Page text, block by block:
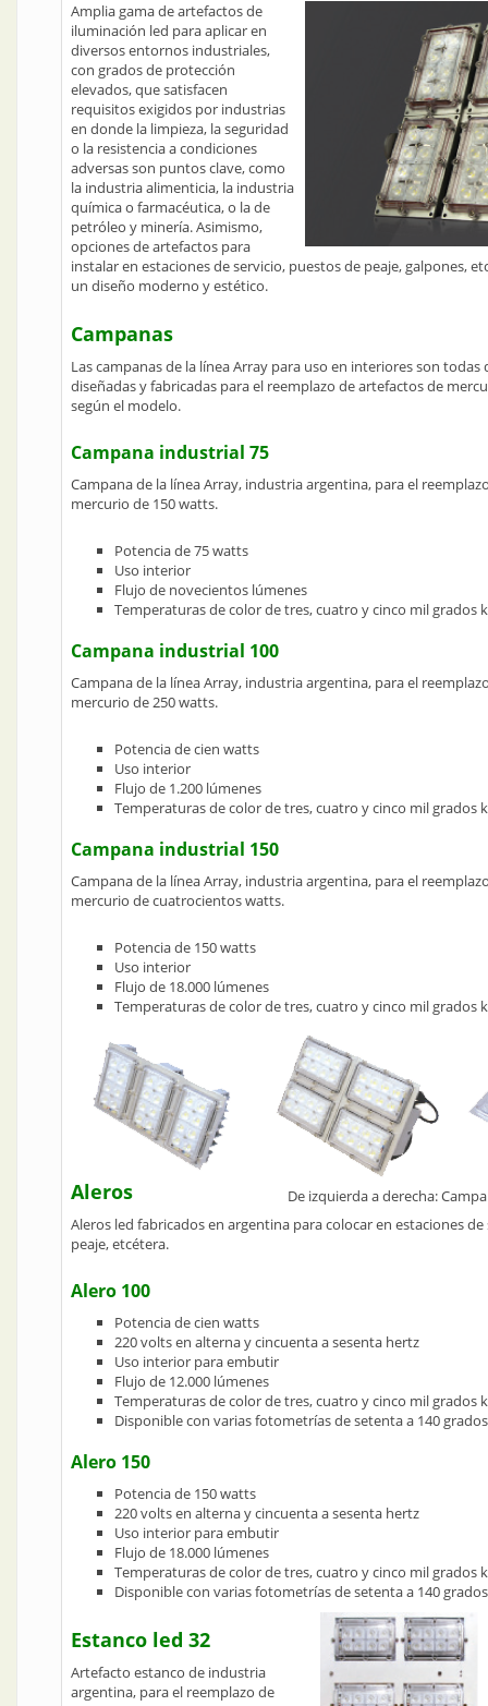
Amplia gama de artefactos de
iluminación led para aplicar en
diversos entornos industriales,
con grados de protección
elevados, que satisfacen
requisitos exigidos por industrias
en donde la limpieza, la seguridad
o la resistencia a condiciones
adversas son puntos clave, como
la industria alimenticia, la industria
química o farmacéutica, o la de
petróleo y minería. Asimismo,
opciones de artefactos para
instalar en estaciones de servicio, puestos de peaje, galpones,
un diseño moderno y estético.
Campanas
Las campanas de la línea Array para uso en interiores son
diseñadas y fabricadas para el reemplazo de artefactos de
según el modelo.
Campana industrial 75
Campana de la línea Array, industria argentina, para el
mercurio de 150 watts.
Potencia de 75 watts
Uso interior
Flujo de novecientos lúmenes
Temperaturas de color de tres, cuatro y cinco mil grados
Campana industrial 100
Campana de la línea Array, industria argentina, para el
mercurio de 250 watts.
Potencia de cien watts
Uso interior
Flujo de 1.200 lúmenes
Temperaturas de color de tres, cuatro y cinco mil grados
Campana industrial 150
Campana de la línea Array, industria argentina, para el
mercurio de cuatrocientos watts.
Potencia de 150 watts
Uso interior
Flujo de 18.000 lúmenes
Temperaturas de color de tres, cuatro y cinco mil grados
De izquierda a derecha:
Aleros
Aleros led fabricados en argentina para colocar en estaciones
peaje, etcétera.
Alero 100
Potencia de cien watts
220 volts en alterna y cincuenta a sesenta hertz
Uso interior para embutir
Flujo de 12.000 lúmenes
Temperaturas de color de tres, cuatro y cinco mil grados
Disponible con varias fotometrías de setenta a 140 grados
Alero 150
Potencia de 150 watts
220 volts en alterna y cincuenta a sesenta hertz
Uso interior para embutir
Flujo de 18.000 lúmenes
Temperaturas de color de tres, cuatro y cinco mil grados
Disponible con varias fotometrías de setenta a 140 grados
Estanco led 32
Artefacto estanco de industria
argentina, para el reemplazo de